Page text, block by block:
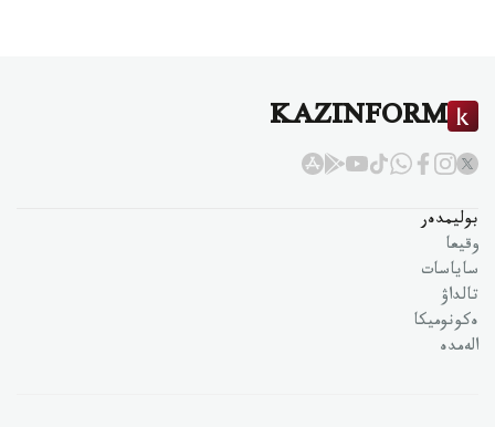
KAZINFORM
بوليمدەر
وقيعا
ساياسات
تالداۋ
ەكونوميكا
الەمدە